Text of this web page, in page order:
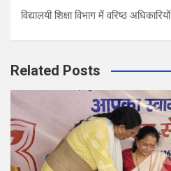
विद्यालयी शिक्षा विभाग में वरिष्ठ
Related Posts